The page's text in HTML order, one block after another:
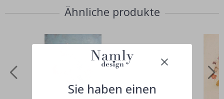
Ähnliche produkte
Sie haben einen